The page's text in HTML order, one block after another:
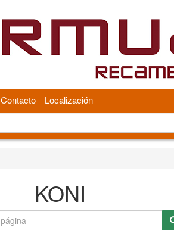
Contacto Localización
KONI